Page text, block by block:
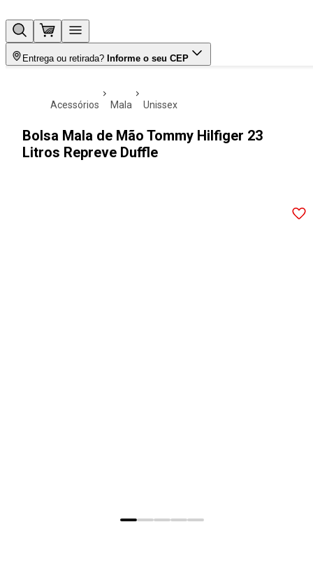
Entrega ou retirada? Informe o seu CEP
acessórios mala unissex
Bolsa Mala de Mão Tommy Hilfiger 23
Litros Repreve Duffle